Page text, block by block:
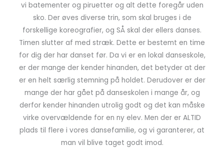
vi batementer og piruetter og alt dette foregår uden
sko. Der øves diverse trin, som skal bruges i de
forskellige koreografier, og SÅ skal der ellers danses.
Timen slutter af med stræk. Dette er bestemt en time
for dig der har danset før. Da vi er en lokal danseskole,
er der mange der kender hinanden, det betyder at der
er en helt særlig stemning på holdet. Derudover er der
mange der har gået på danseskolen i mange år, og
derfor kender hinanden utrolig godt og det kan måske
virke overvældende for en ny elev. Men der er ALTID
plads til flere i vores dansefamilie, og vi garanterer, at
man vil blive taget godt imod.